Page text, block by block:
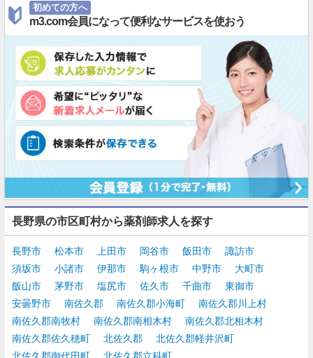
初めての方へ
m3.com会員になって便利なサービスを使おう
長野県の市区町村から薬剤師求人を探す
長野市 松本市 上田市 岡谷市 飯田市
諏訪市
須坂市
小諸市 伊那市 駒ヶ根市 中野市
大町市
飯山市
茅野市 塩尻市 佐久市 千曲市
東御市
安曇野市
南佐久郡 南佐久郡小海町
南佐久郡川上村
南佐久郡南牧村
南佐久郡南相木村
南佐久郡北相木村
南佐久郡佐久穂町
北佐久郡
北佐久郡軽井沢町
北佐久郡御代田町
北佐久郡立科町